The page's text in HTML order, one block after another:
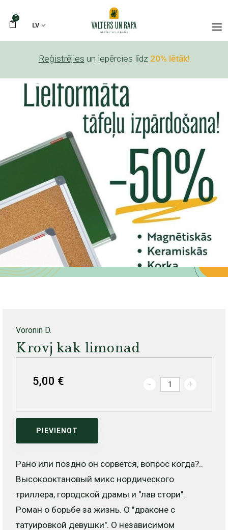
0
LV
Reģistrējies un iepērcies līdz 20% lētāk!
Voronin D.
Krovj kak limonad
5,00 € - +
PIEVIENOT
Рано или поздно он сорвется, вопрос когда?..
Высокооктановый микс нордического
триллера, городской драмы и "лав стори".
Роман о борьбе за жизнь. О "драконе с
татуировкой девушки". О независимом